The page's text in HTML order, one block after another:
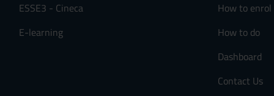
ESSE3 - Cineca
E-learning
How to enrol
How to do
Dashboard
Contact Us